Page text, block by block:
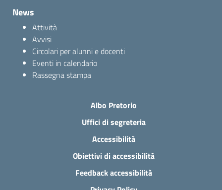
News
Attività
Avvisi
Circolari per alunni e docenti
Eventi in calendario
Rassegna stampa
Albo Pretorio
Uffici di segreteria
Accessibilità
Obiettivi di accessibilità
Feedback accessibilità